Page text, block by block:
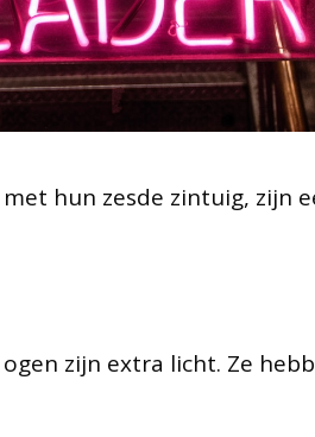
hun zesde zintuig, zijn
zijn extra licht. Ze